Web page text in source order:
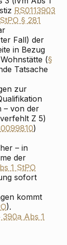
RS0113903
StPO § 281
Fall) der
in Bezug
(§
Tatsache
zur
– von der
Z 5)
)
– in
der
1 StPO
sofort
kommt
).
390a Abs 1